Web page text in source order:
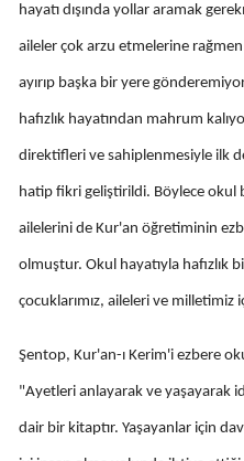
hayatı dışında yollar aramak
aileler çok arzu etmelerine rağmen
ayırıp başka bir yere
hafızlık hayatından mahrum
direktifleri ve sahiplenmesiyle ilk
hatip fikri geliştirildi. Böylece okul
ailelerini de Kur'an öğretiminin
olmuştur. Okul hayatıyla hafızlık
çocuklarımız, aileleri ve
Şentop, Kur'an-ı Kerim'i ezbere
"Ayetleri anlayarak ve yaşayarak
dair bir kitaptır. Yaşayanlar için